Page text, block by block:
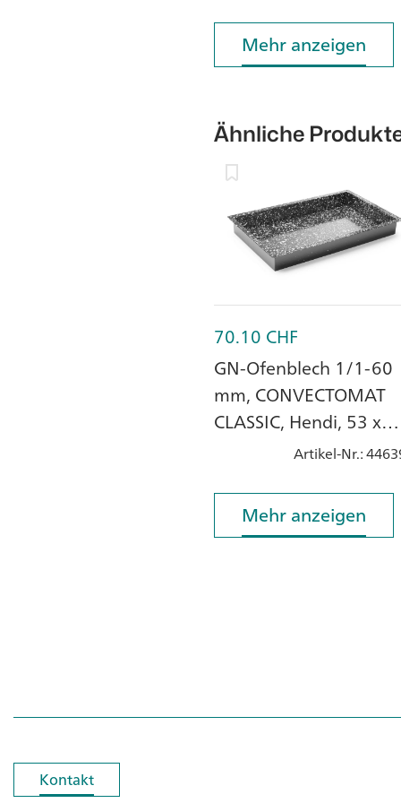
Mehr anzeigen
Mehr anzeigen
Ähnliche
70.10 CHF
GN-Ofenblech 1/1-60
mm, CONVECTOMAT
CLASSIC, Hendi, 53 x
32.5 cm, 9 l,Artikel-Nr.:
Mehr anzeigen
Mehr anzeigen
Kontakt
Kontakt